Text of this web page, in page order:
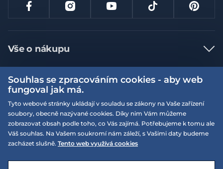
Vše o nákupu
Jak nakupovat
Nejčastější dotazy
Doprava a platba
Vrácení a výměna zboží
Reklamace
Více informací
Obchodní podmínky
Podmínky EQS věrnostního klubu
On-line katalogy
Naše prodejny
EQS Rudná
Souhlas se zpracováním cookies - aby web
fungoval jak má.
Tyto webové stránky ukládají v souladu se zákony na Vaše zařízení
soubory, obecně nazývané cookies. Díky nim Vám můžeme
zobrazovat obsah podle toho, co Vás zajímá. Potřebujeme k tomu ale
Váš souhlas. Na Vašem soukromí nám záleží, s Vašimi daty budeme
zacházet slušně. Tento web využívá cookies